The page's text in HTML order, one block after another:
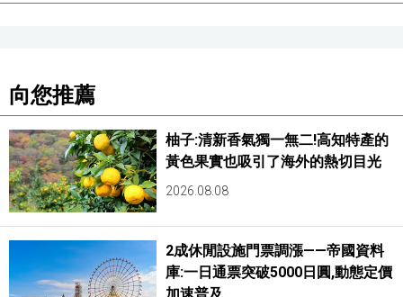
向您推薦
柚子:清新香氣獨一無二!高知特產的
黃色果實也吸引了海外的熱切目光
2026.08.08
2成休閒設施門票調漲——帝國資料
庫:一日通票突破5000日圓,動態定價